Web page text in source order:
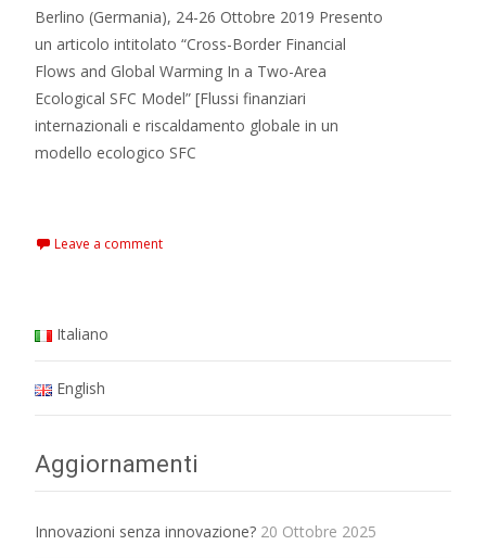
Berlino (Germania), 24-26 Ottobre 2019 Presento
un articolo intitolato “Cross-Border Financial
Flows and Global Warming In a Two-Area
Ecological SFC Model” [Flussi finanziari
internazionali e riscaldamento globale in un
modello ecologico SFC
Leave a comment
Italiano
English
Aggiornamenti
Innovazioni senza innovazione? 20 Ottobre 2025